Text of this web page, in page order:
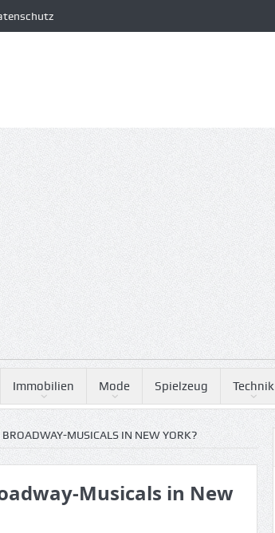
Immobilien Mode Spielzeug Technik
MUSICALS IN NEW YORK?
Musicals in New